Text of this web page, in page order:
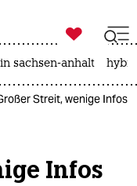

taz zahl ich
sachsen-anhalt
Streit, wenige Infos
Infos